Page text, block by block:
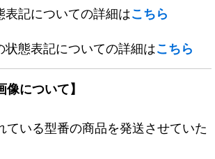
記についての詳細はこちら
態表記についての詳細はこちら
像について】
ている型番の商品を発送させていた